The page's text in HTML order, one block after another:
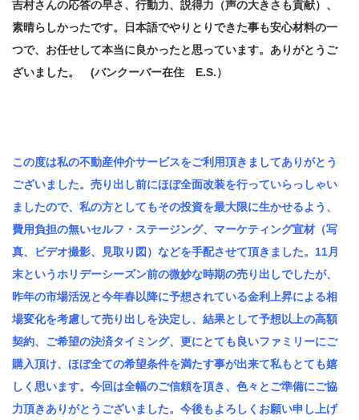
吉村さんの応答の早さ、行動力、説得力（声の大きさも貢献）、
素晴らしかったです。日本語でやりとりできた事も安心材料の一
つで、お任せして本当に良かったと思っています。ありがとうご
ざいました。 (バンクーバー在住 E.S.）
この度は私の不動産仲介サービスをご利用頂きましてありがとう
ございました。売り出し前にほぼ全面改装を行っていらっしゃい
ましたので、私の方としてもその投資を最大限に生かせるよう、
費用負担の無いセルフ・ステージング、マーケティング宣材（写
真、ビデオ撮影、見取り図）などを手配させて頂きました。11月
末というホリデーシーズン前の微妙な時期の売り出しでしたが、
昨年の市場活況と今年春以降に予想されている金利上昇による相
場変化を考慮して売り出しを決定し、結果として予想以上の高額
契約、ご希望の決済タイミング、更にとても良いファミリーにご
購入頂け、ほぼ全ての希望条件を満たす事が出来て私もとても嬉
しく思います。今回は全幅のご信頼を頂き、色々とご準備にご協
力頂きありがとうございました。今後もよろしくお願い申し上げ